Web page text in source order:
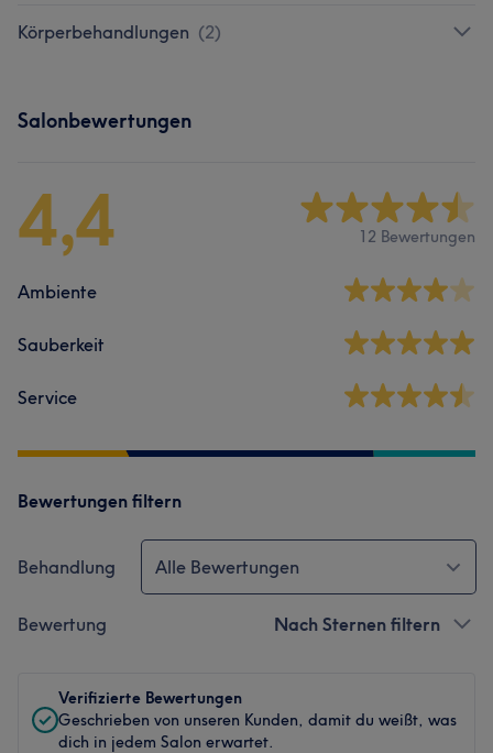
Körperbehandlungen (2)
Salonbewertungen
4,4 12 Bewertungen
Ambiente
Sauberkeit
Service
Bewertungen filtern
Behandlung Alle Bewertungen
Bewertung Nach Sternen filtern
Verifizierte Bewertungen
Geschrieben von unseren Kunden, damit du weißt, was
dich in jedem Salon erwartet.